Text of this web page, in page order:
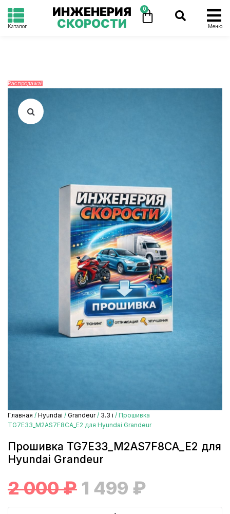
Каталог
ИНЖЕНЕРИЯ
СКОРОСТИ
0
Меню
Распродажа!
Главная / Hyundai / Grandeur/ 3.3 i / Прошивка
TG7E33_M2AS7F8CA_E2 для Hyundai Grandeur
Прошивка TG7E33_M2AS7F8CA_E2 для
Hyundai Grandeur
2 000₽ 1 499 ₽